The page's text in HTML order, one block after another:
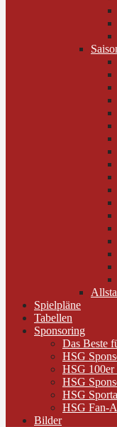
Spielpläne
Tabellen
Sponsoring
Das Beste
HSG
HSG 100er
HSG
HSG
HSG Fan-
Bilder